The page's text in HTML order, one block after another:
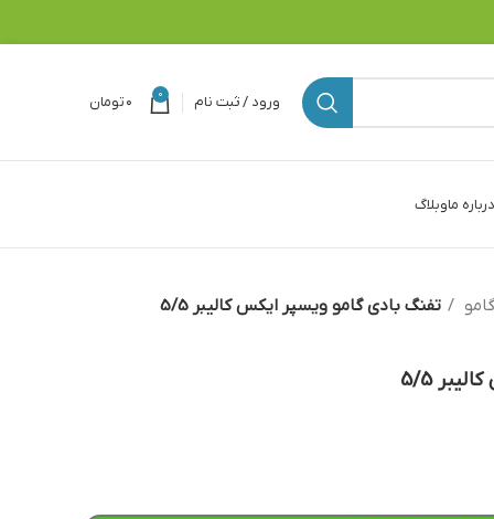
ورود / ثبت نام 0 ۰تومان
درباره ماوبلاگ
تفنگ بادی گامو ویسپر ایکس کالیبر 5/5
5/5